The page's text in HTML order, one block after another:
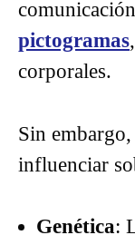
pictogramas
corporales.
Sin
influenciar
Genética: